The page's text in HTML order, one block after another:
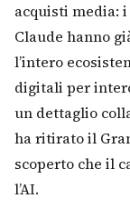
acquisti media:
Claude hanno
l’intero
digitali per
un dettaglio
ha ritirato il
scoperto che il
l’AI.